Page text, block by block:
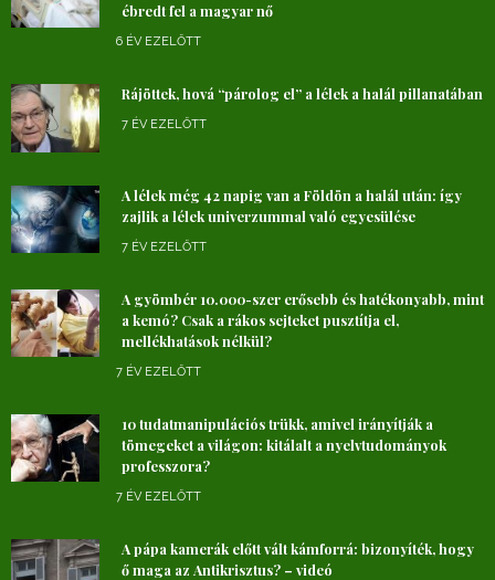
ébredt fel a magyar nő
6 ÉV EZELŐTT
Rájöttek, hová “párolog el” a lélek a halál pillanatában
7 ÉV EZELŐTT
A lélek még 42 napig van a Földön a halál után: így
zajlik a lélek univerzummal való egyesülése
7 ÉV EZELŐTT
A gyömbér 10.000-szer erősebb és hatékonyabb, mint
a kemó? Csak a rákos sejteket pusztítja el,
mellékhatások nélkül?
7 ÉV EZELŐTT
10 tudatmanipulációs trükk, amivel irányítják a
tömegeket a világon: kitálalt a nyelvtudományok
professzora?
7 ÉV EZELŐTT
A pápa kamerák előtt vált kámforrá: bizonyíték, hogy
ő maga az Antikrisztus? – videó